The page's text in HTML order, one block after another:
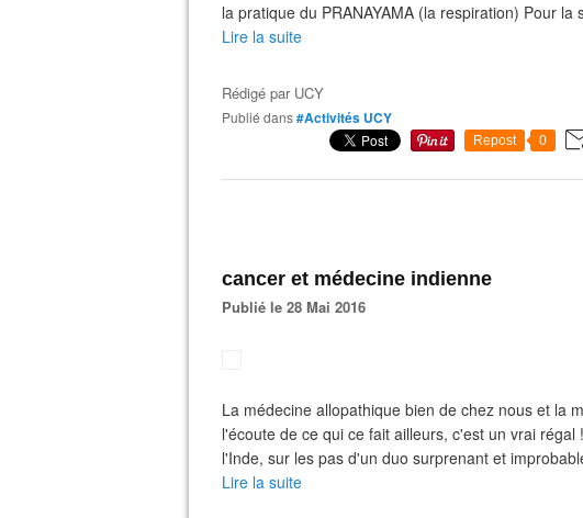
la pratique du PRANAYAMA (la respiration) Pour
Lire la suite
Rédigé par UCY
Publié dans#Activités UCY
Repost 0
cancer et médecine indienne
Publié le 28 Mai 2016
La médecine allopathique bien de chez nous et la
l'écoute de ce qui ce fait ailleurs, c'est un vrai
l'Inde, sur les pas d'un duo surprenant et
Lire la suite